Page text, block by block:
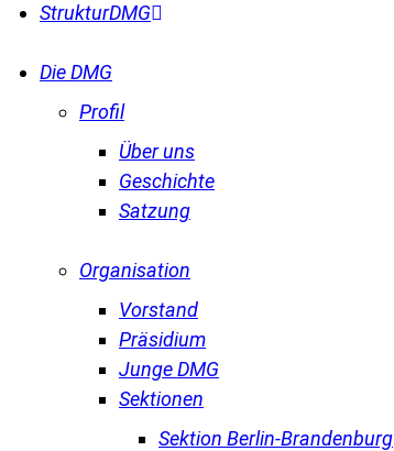
StrukturDMG
Die DMG
Profil
Über uns
Geschichte
Satzung
Organisation
Vorstand
Präsidium
Junge DMG
Sektionen
Sektion Berlin-Brandenburg